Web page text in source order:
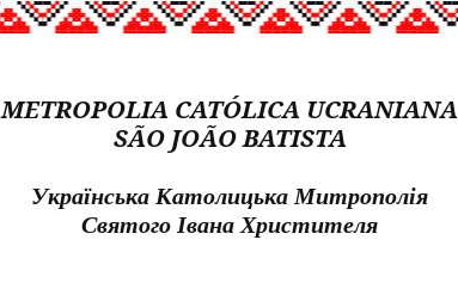
METROPOLIA CATÓLICA UCRANIANA
SÃO JOÃO BATISTA
Українська Католицька Митрополія
Святого Івана Христителя